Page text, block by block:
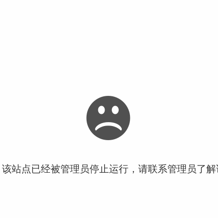
站点已经被管理员停止运行，请联系管理员了